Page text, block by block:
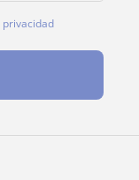
privacidad